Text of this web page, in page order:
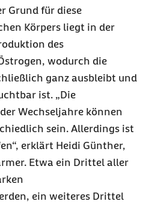
Grund für diese
Körpers liegt in der
des
wodurch die
ganz ausbleibt und
ist. „Die
Wechseljahre können
sein. Allerdings ist
erklärt Heidi Günther,
Etwa ein Drittel aller
ein weiteres Drittel